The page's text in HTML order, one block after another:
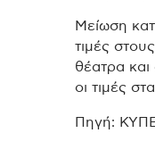
Μείωση
τιμές
θέατρα και
οι τιμές
Πηγή: